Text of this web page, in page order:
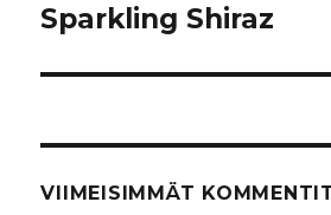
artikkeli:
Sparkling Shiraz
VIIMEISIMMÄT